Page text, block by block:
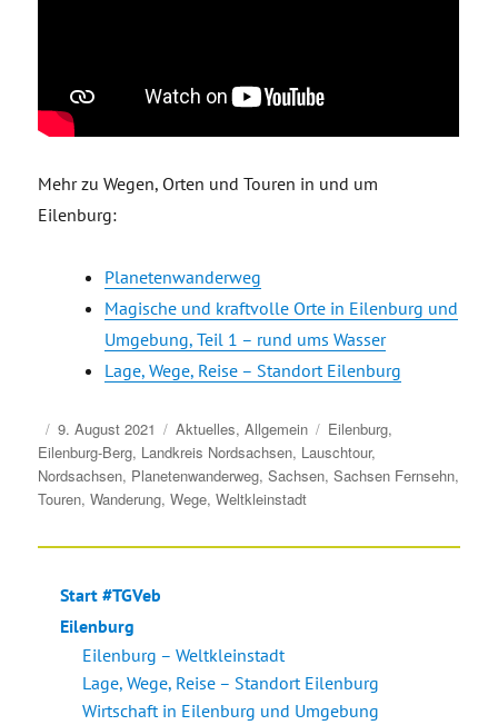
Mehr zu Wegen, Orten und Touren in und um
Eilenburg:
Planetenwanderweg
Magische und kraftvolle Orte in Eilenburg und
Umgebung, Teil 1 – rund ums Wasser
Lage, Wege, Reise – Standort Eilenburg
Veröffentlicht
am
9. August 2021 Kategorien
Aktuelles,Allgemein Schlagwörter
Eilenburg,
Eilenburg-Berg, Landkreis Nordsachsen, Lauschtour,
Nordsachsen, Planetenwanderweg,Sachsen,Sachsen Fernsehn,
Touren,Wanderung,Wege,Weltkleinstadt
Start #TGVeb
Eilenburg
Eilenburg – Weltkleinstadt
Lage, Wege, Reise – Standort Eilenburg
Wirtschaft in Eilenburg und Umgebung